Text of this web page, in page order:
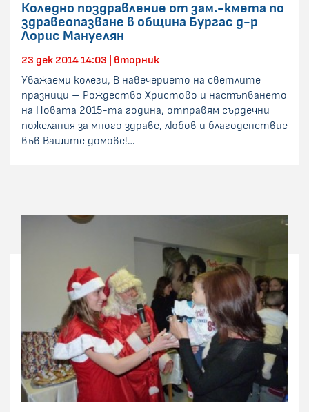
Коледно поздравление от зам.-кмета по
здравеопазване в община Бургас д-р
Лорис Мануелян
23 дек 2014 14:03 | вторник
Уважаеми колеги, В навечерието на светлите
празници – Рождество Христово и настъпването
на Новата 2015-та година, отправям сърдечни
пожелания за много здраве, любов и благоденствие
във Вашите домове!…